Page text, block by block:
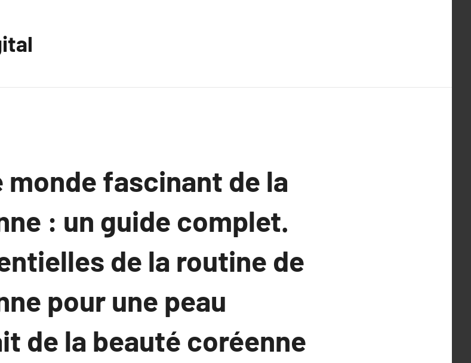
monde fascinant de la
: un guide complet.
de la routine de
pour une peau
de la beauté coréenne